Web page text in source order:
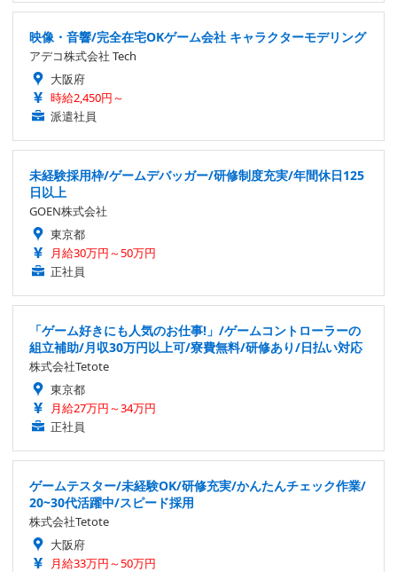
映像・音響/完全在宅OKゲーム会社 キャラクターモデリング
アデコ株式会社 Tech
大阪府
時給2,450円～
派遣社員
未経験採用枠/ゲームデバッガー/研修制度充実/年間休日125
日以上
GOEN株式会社
東京都
月給30万円～50万円
正社員
「ゲーム好きにも人気のお仕事!」/ゲームコントローラーの
組立補助/月収30万円以上可/寮費無料/研修あり/日払い対応
株式会社Tetote
東京都
月給27万円～34万円
正社員
ゲームテスター/未経験OK/研修充実/かんたんチェック作業/
20~30代活躍中/スピード採用
株式会社Tetote
大阪府
月給33万円～50万円